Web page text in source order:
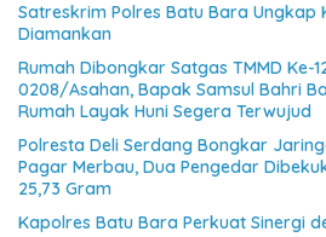
Satreskrim Polres Batu Bara Ungkap
Diamankan
Rumah Dibongkar Satgas TMMD Ke-
0208/Asahan, Bapak Samsul Bahri
Rumah Layak Huni Segera Terwujud
Polresta Deli Serdang Bongkar
Pagar Merbau, Dua Pengedar
25,73 Gram
Kapolres Batu Bara Perkuat Sinergi